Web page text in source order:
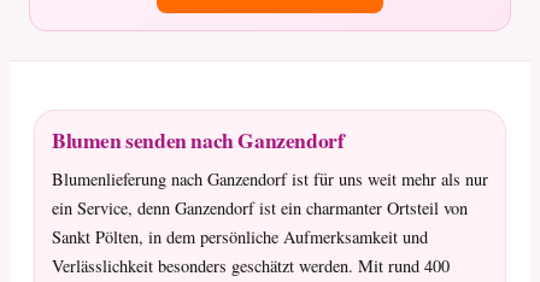
Blumen senden nach Ganzendorf
Blumenlieferung nach Ganzendorf ist für uns weit mehr als nur
ein Service, denn Ganzendorf ist ein charmanter Ortsteil von
Sankt Pölten, in dem persönliche Aufmerksamkeit und
Verlässlichkeit besonders geschätzt werden. Mit rund 400